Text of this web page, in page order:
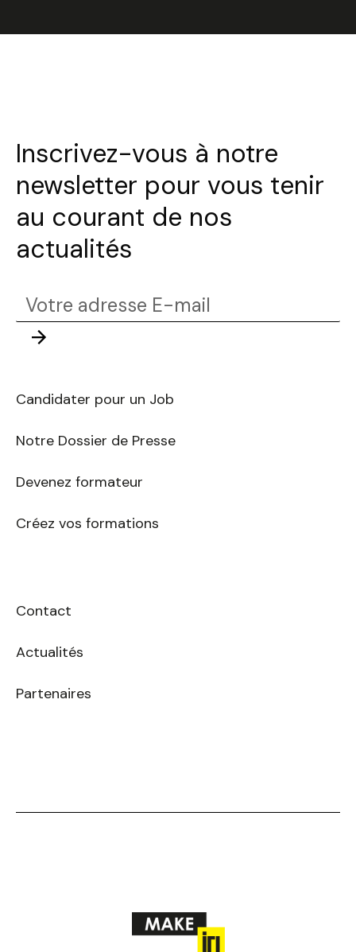
Inscrivez-vous à notre
newsletter pour vous tenir
au courant de nos
actualités
Votre
adresse
E-
Envoyer
Candidater pour un Job
Notre Dossier de Presse
Devenez formateur
Créez vos formations
Contact
Actualités
Partenaires